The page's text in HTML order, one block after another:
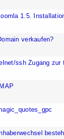
1.5.
verkaufen?
ssh Zugang zur
IMAP